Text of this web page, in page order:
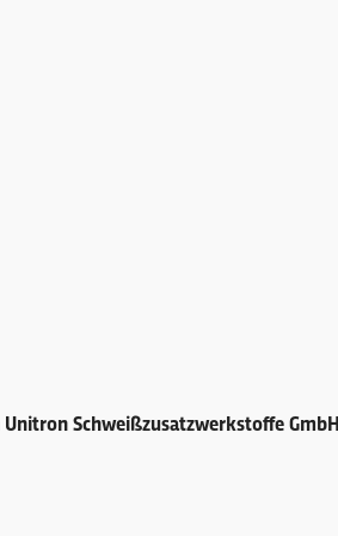
Schweißzusatzwerkstoffe GmbH